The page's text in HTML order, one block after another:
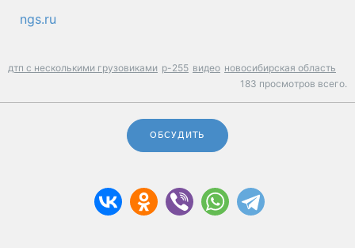
ngs.ru
дтп с несколькими грузовиками р-255 видео новосибирская область
183 просмотров всего.
ОБСУДИТЬ